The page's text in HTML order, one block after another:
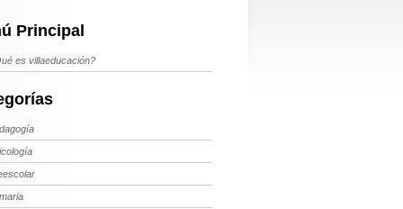
Principal
es villaeducación?